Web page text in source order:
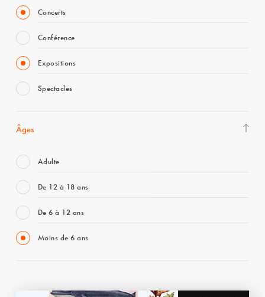
Concerts
Conférence
Expositions
Spectacles
Âges
Adulte
De 12 à 18 ans
De 6 à 12 ans
Moins de 6 ans